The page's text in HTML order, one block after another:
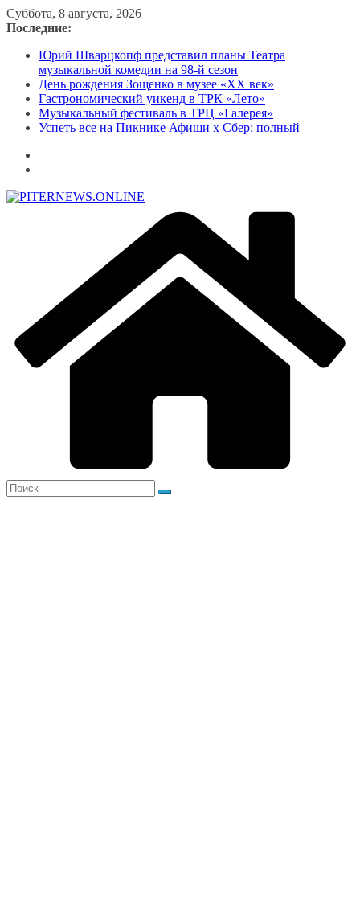
Перейти
к
Суббота, 8 августа, 2026
Последние:
Юрий Шварцкопф представил планы Театра
музыкальной комедии на 98-й сезон
День рождения Зощенко в музее «XX век»
Гастрономический уикенд в ТРК «Лето»
Музыкальный фестиваль в ТРЦ «Галерея»
Успеть все на Пикнике Афиши x Сбер: полный